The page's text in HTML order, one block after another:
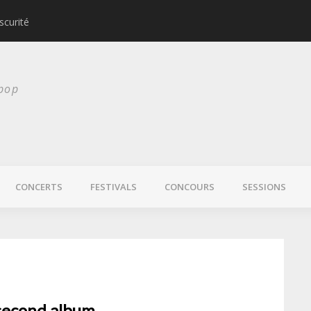
CONCERTS FESTIVALS CONCOURS SESSIONS